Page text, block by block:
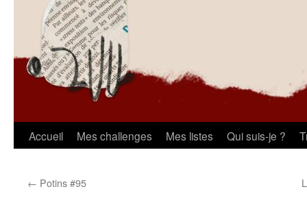
Aller
contenu
Accueil Mes challenges Mes listes Qui suis-je ?
← Potins #95